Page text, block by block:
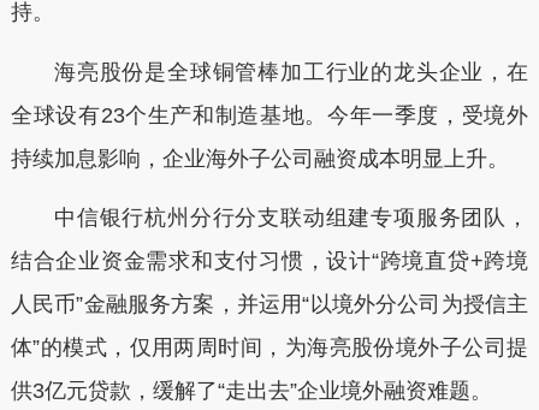
持。
海亮股份是全球铜管棒加工行业的龙头企业，在
全球设有23个生产和制造基地。今年一季度，受境外
持续加息影响，企业海外子公司融资成本明显上升。
中信银行杭州分行分支联动组建专项服务团队，
结合企业资金需求和支付习惯，设计“跨境直贷+跨境
人民币”金融服务方案，并运用“以境外分公司为授信主
体”的模式， 仅用两周时间， 为海亮股份境外子公司提
供3亿元贷款，缓解了“走出去”企业境外融资难题。